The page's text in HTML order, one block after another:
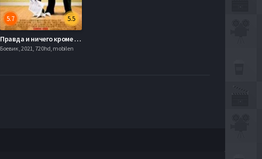
5.5
5.7
Правда и ничего кроме (2007)
Боевик , 2021, 720hd, mobilen